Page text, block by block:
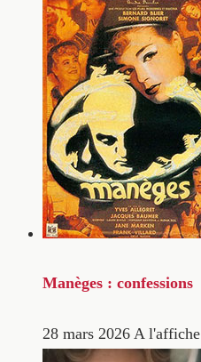
Manèges : confessions
28 mars 2026 A l'affiche